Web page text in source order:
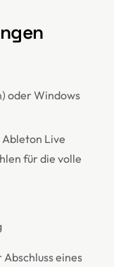
oder Windows
Live
für die volle
eines